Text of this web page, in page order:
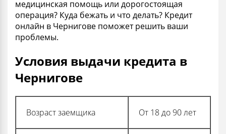
медицинская помощь или дорогостоящая
операция? Куда бежать и что делать? Кредит
онлайн в Чернигове поможет решить ваши
проблемы.
Условия выдачи кредита в
Чернигове
Возраст заемщика От 18 до 90 лет